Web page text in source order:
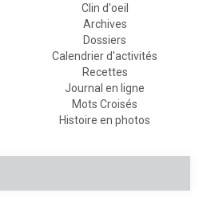
Clin d'oeil
Archives
Dossiers
Calendrier d'activités
Recettes
Journal en ligne
Mots Croisés
Histoire en photos